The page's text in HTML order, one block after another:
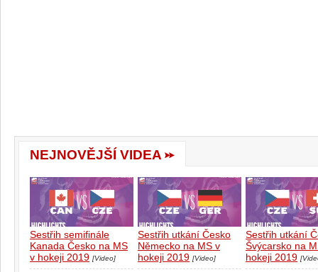
NEJNOVĚJŠÍ VIDEA
Sestřih semifinále
Kanada Česko na MS
v hokeji 2019 [Video]
Sestřih utkání Česko
Německo na MS v
hokeji 2019 [Video]
Sestřih utkání
Švýcarsko na
hokeji 2019